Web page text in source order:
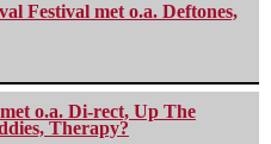
Festival met o.a. Deftones,
o.a. Di-rect, Up The
Therapy?